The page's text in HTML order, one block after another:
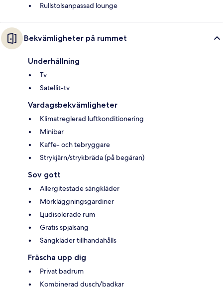
Rullstolsanpassad lounge
Bekvämligheter på rummet
Underhållning
Tv
Satellit-tv
Vardagsbekvämligheter
Klimatreglerad luftkonditionering
Minibar
Kaffe- och tebryggare
Strykjärn/strykbräda (på begäran)
Sov gott
Allergitestade sängkläder
Mörkläggningsgardiner
Ljudisolerade rum
Gratis spjälsäng
Sängkläder tillhandahålls
Fräscha upp dig
Privat badrum
Kombinerad dusch/badkar